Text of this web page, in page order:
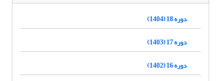
دوره 18 (1404)
دوره 17 (1403)
دوره 16 (1402)